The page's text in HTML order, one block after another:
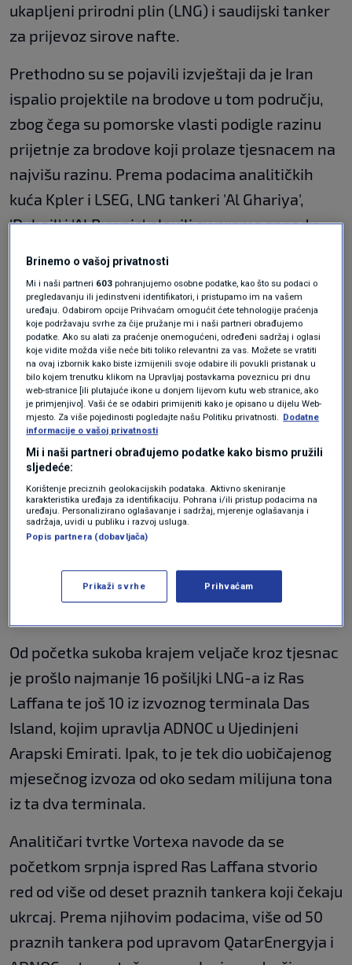
ukapljeni prirodni plin (LNG) i saudijski tanker
za prijevoz sirove nafte.
Prethodno su se pojavili izvještaji da je Iran
ispalio projektile na brodove u tom području,
zbog čega su pomorske vlasti podigle razinu
prijetnje za brodove koji prolaze tjesnacem na
najvišu razinu. Prema podacima analitičkih
kuća Kpler i LSEG, LNG tankeri 'Al Ghariya',
'Duhail' i 'Al Ruwais' plovili su prema zapadu,
promijenili su kurs i udaljili se od prolaza. Sva
tri prazna tankera, kojima upravlja
QatarEnergy, bila su na putu prema katarskom
izvoznom terminalu Ras Laffan kako bi ukrcala
teret.
Krenula osveta Irana, napali 85
američkih vojnih lokacija u Bahreinu i
Kuvajtu
Podaci također pokazuju da je tanker pod
indijskom zastavom, koji prevozi dva milijuna
prošlog tjedna, u srijedu napravio zaokret kod
Od početka sukoba krajem veljače kroz tjesnac
je prošlo najmanje 16 pošiljki LNG-a iz Ras
Laffana te još 10 iz izvoznog terminala Das
Island, kojim upravlja ADNOC u Ujedinjeni
Arapski Emirati. Ipak, to je tek dio uobičajenog
mjesečnog izvoza od oko sedam milijuna tona
iz ta dva terminala.
Analitičari tvrtke Vortexa navode da se
početkom srpnja ispred Ras Laffana stvorio
red od više od deset praznih tankera koji čekaju
ukrcaj. Prema njihovim podacima, više od 50
praznih tankera pod upravom QatarEnergyja i
Brinemo o vašoj privatnosti
Mi i naši partneri 603 pohranjujemo osobne podatke, kao što su podaci o
pregledavanju ili jedinstveni identifikatori, i pristupamo im na vašem
uređaju. Odabirom opcije Prihvaćam omogućit ćete tehnologije praćenja
koje podržavaju svrhe za čije pružanje mi i naši partneri obrađujemo
podatke. Ako su alati za praćenje onemogućeni, određeni sadržaj i oglasi
koje vidite možda više neće biti toliko relevantni za vas. Možete se vratiti
na ovaj izbornik kako biste izmijenili svoje odabire ili povukli pristanak u
bilo kojem trenutku klikom na Upravljaj postavkama poveznicu pri dnu
web-stranice [ili plutajuće ikone u donjem lijevom kutu web stranice, ako
je primjenjivo]. Vaši će se odabiri primijeniti kako je opisano u dijelu Web-
mjesto. Za više pojedinosti pogledajte našu Politiku privatnosti.
Dodatne
informacije o vašoj privatnosti
Mi i naši partneri obrađujemo podatke kako bismo pružili
sljedeće:
Korištenje preciznih geolokacijskih podataka. Aktivno skeniranje
karakteristika uređaja za identifikaciju. Pohrana i/ili pristup podacima na
uređaju. Personalizirano oglašavanje i sadržaj, mjerenje oglašavanja i
sadržaja, uvidi u publiku i razvoj usluga.
Popis partnera (dobavljača)
Prikaži svrhe Prihvaćam